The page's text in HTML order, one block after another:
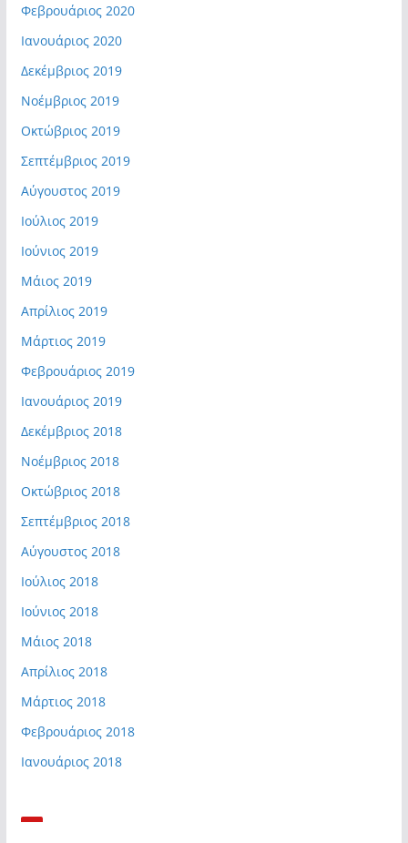
Φεβρουάριος 2020
Ιανουάριος 2020
Δεκέμβριος 2019
Νοέμβριος 2019
Οκτώβριος 2019
Σεπτέμβριος 2019
Αύγουστος 2019
Ιούλιος 2019
Ιούνιος 2019
Μάιος 2019
Απρίλιος 2019
Μάρτιος 2019
Φεβρουάριος 2019
Ιανουάριος 2019
Δεκέμβριος 2018
Νοέμβριος 2018
Οκτώβριος 2018
Σεπτέμβριος 2018
Αύγουστος 2018
Ιούλιος 2018
Ιούνιος 2018
Μάιος 2018
Απρίλιος 2018
Μάρτιος 2018
Φεβρουάριος 2018
Ιανουάριος 2018